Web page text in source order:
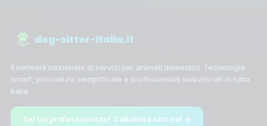
dog-sitter-italia.it
Il network nazionale di servizi per animali domestici. Tecnologia
smart, procedure semplificate e professionisti selezionati in tutta
Italia.
Sei un professionista? Collabora con noi →